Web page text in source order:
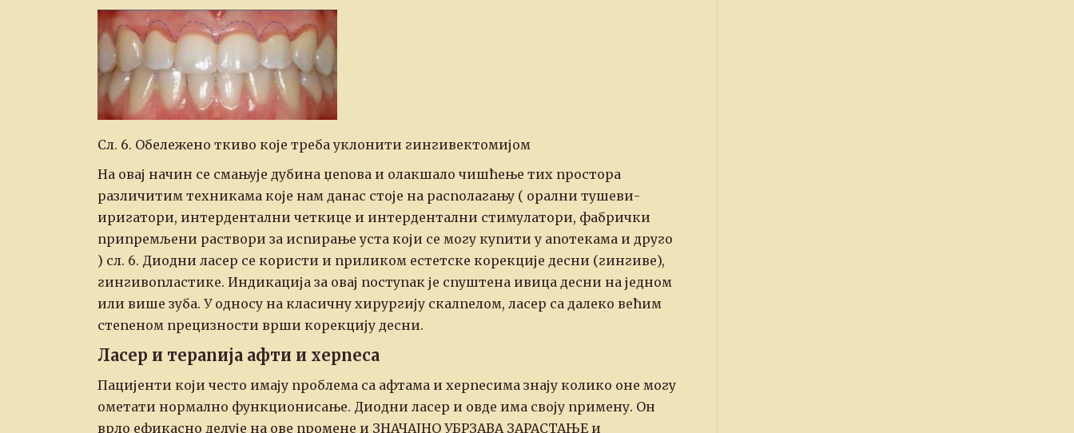
Сл. 6. Обележено ткиво које треба уклонити гингивектомијом
На овај начин се смањује дубина џепова и олакшало чишћење тих простора
различитим техникама које нам данас стоје на располагању ( орални тушеви-
иригатори, интердентални четкице и интердентални стимулатори, фабрички
припремљени раствори за испирање уста који се могу купити у апотекама и друго
) сл. 6. Диодни ласер се користи и приликом естетске корекције десни (гингиве),
гингивопластике. Индикација за овај поступак је спуштена ивица десни на једном
или више зуба. У односу на класичну хирургију скалпелом, ласер са далеко већим
степеном прецизности врши корекцију десни.
Ласер и терапија афти и херпеса
Пацијенти који често имају проблема са афтама и херпесима знају колико оне могу
ометати нормално функционисање. Диодни ласер и овде има своју примену. Он
врло ефикасно делује на ове промене и ЗНАЧАЈНО УБРЗАВА ЗАРАСТАЊЕ и